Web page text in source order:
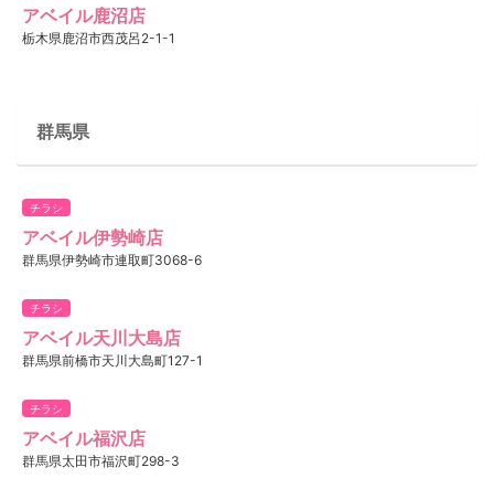
アベイル鹿沼店
栃木県鹿沼市西茂呂2-1-1
群馬県
チラシ
アベイル伊勢崎店
群馬県伊勢崎市連取町3068-6
チラシ
アベイル天川大島店
群馬県前橋市天川大島町127-1
チラシ
アベイル福沢店
群馬県太田市福沢町298-3